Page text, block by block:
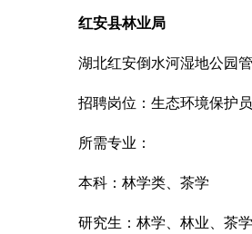
红安县林业局
湖北红安倒水河湿地公园
招聘岗位：生态环境保护员
所需专业：
本科：林学类、茶学
研究生：林学、林业、茶学